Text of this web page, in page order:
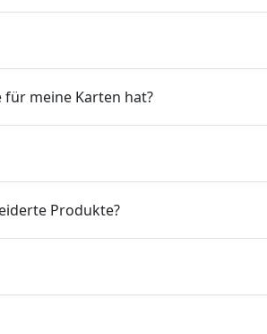
meine Karten hat?
Produkte?